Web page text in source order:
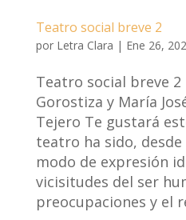
Teatro social breve 2
por Letra Clara | Ene 26,
Teatro social breve
Gorostiza y María
Tejero Te gustará
teatro ha sido, desde
modo de expresión
vicisitudes del ser
preocupaciones y el